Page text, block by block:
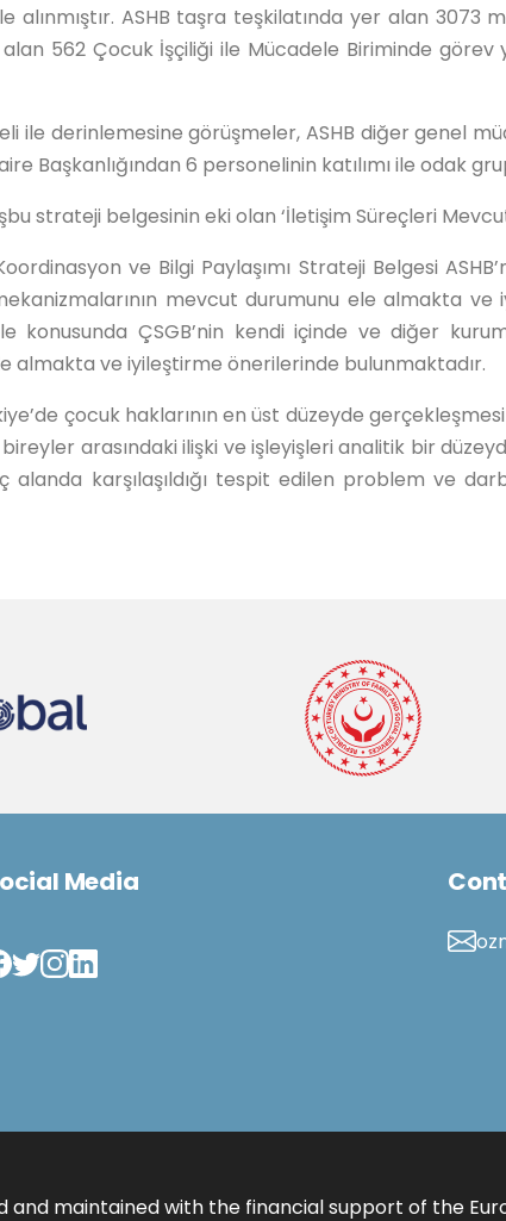
alınmıştır. ASHB taşra teşkilatında yer alan 3073
alan 562 Çocuk İşçiliği ile Mücadele Biriminde
ile derinlemesine görüşmeler, ASHB diğer genel
Başkanlığından 6 personelinin katılımı ile odak
strateji belgesinin eki olan ‘İletişim Süreçleri
ve Bilgi Paylaşımı Strateji Belgesi
mevcut durumunu ele almakta ve
konusunda ÇSGB’nin kendi içinde ve diğer
almakta ve iyileştirme önerilerinde bulunmaktadır.
çocuk haklarının en üst düzeyde
arasındaki ilişki ve işleyişleri analitik bir
karşılaşıldığı tespit edilen problem ve
Media
and maintained with the financial support of the